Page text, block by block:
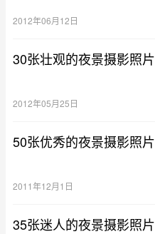
2012年06月12日
30张壮观的夜景摄影照片
2012年05月25日
50张优秀的夜景摄影照片
2011年12月1日
35张迷人的夜景摄影照片